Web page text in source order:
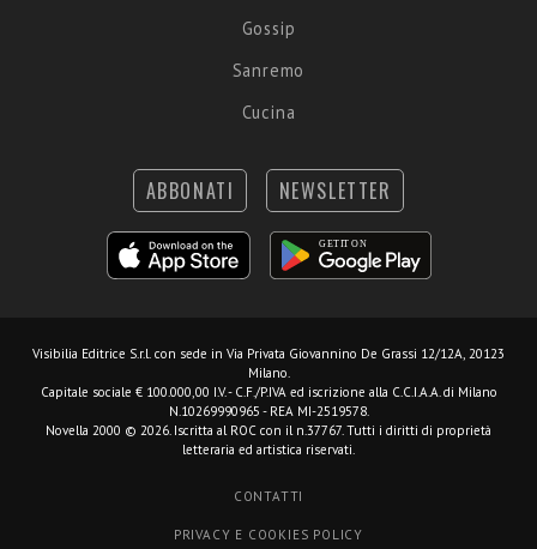
Gossip
Sanremo
Cucina
ABBONATI NEWSLETTER
Visibilia Editrice S.r.l. con sede in Via Privata Giovannino De Grassi 12/12A, 20123
Milano.
Capitale sociale € 100.000,00 I.V. - C.F./P.IVA ed iscrizione alla C.C.I.A.A. di Milano
N.10269990965 - REA MI-2519578.
Novella 2000 © 2026. Iscritta al ROC con il n.37767. Tutti i diritti di proprietà
letteraria ed artistica riservati.
CONTATTI
PRIVACY E COOKIES POLICY